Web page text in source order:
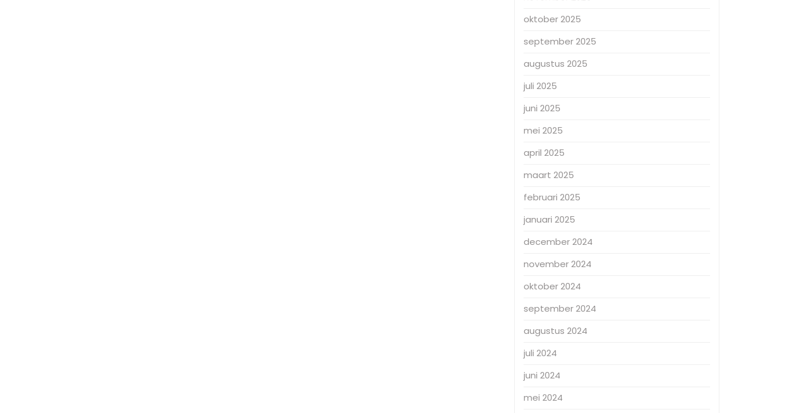
oktober 2025
september 2025
augustus 2025
juli 2025
juni 2025
mei 2025
april 2025
maart 2025
februari 2025
januari 2025
december 2024
november 2024
oktober 2024
september 2024
augustus 2024
juli 2024
juni 2024
mei 2024